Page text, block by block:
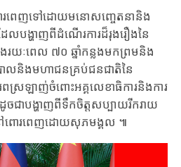
ោរពេញ​ទៅដោយ​មនោសញ្ចេតនា​និង​
ល​បង្ហាញពីដំណើរការដ៏រុងរឿងនៃ
យៈ​ពេល ​៧០ ​ឆ្នាំ​កន្លងមក​ព្រមនិង​
ាល​និង​មហាជន​គ្រប់​ជន​ជាតិ​នៃ​
រឡាញ់​ចំពោះ​អគ្គលេ​ខាធិការ​និង​ការ​
ជា​បង្ហាញ​ពី​ទឹក​ចិត្ត​សប្បាយ​រីករាយ​
ពោរពេញ​ដោយ​សុភមង្គល ​៕​